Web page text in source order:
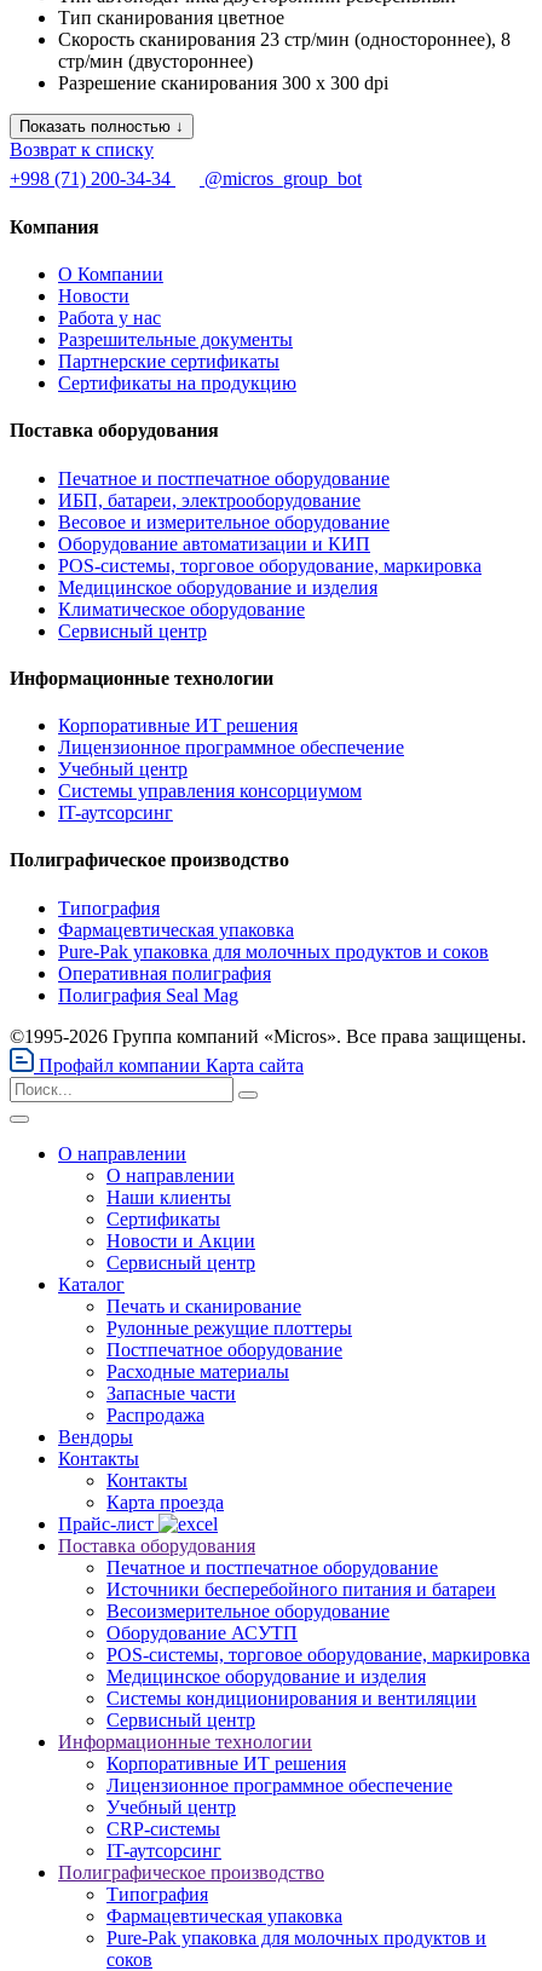
Тип сканирования цветное
Скорость сканирования 23 стр/мин (одностороннее), 8
стр/мин (двустороннее)
Разрешение сканирования 300 x 300 dpi
Показать полностью ↓
Возврат к списку
+998 (71) 200-34-34
@micros_group_bot
Компания
О Компании
Новости
Работа у нас
Разрешительные документы
Партнерские сертификаты
Сертификаты на продукцию
Поставка оборудования
Печатное и постпечатное оборудование
ИБП, батареи, электрооборудование
Весовое и измерительное оборудование
Оборудование автоматизации и КИП
POS-системы, торговое оборудование, маркировка
Медицинское оборудование и изделия
Климатическое оборудование
Сервисный центр
Информационные технологии
Корпоративные ИТ решения
Лицензионное программное обеспечение
Учебный центр
Системы управления консорциумом
IT-аутсорсинг
Полиграфическое производство
Типография
Фармацевтическая упаковка
Pure-Pak упаковка для молочных продуктов и соков
Оперативная полиграфия
Полиграфия Seal Mag
©1995-2026 Группа компаний «Micros». Все права защищены.
Профайл компании Карта сайта
О направлении
О направлении
Наши клиенты
Сертификаты
Новости и Акции
Сервисный центр
Каталог
Печать и сканирование
Рулонные режущие плоттеры
Постпечатное оборудование
Расходные материалы
Запасные части
Распродажа
Вендоры
Контакты
Контакты
Карта проезда
Прайс-лист
Поставка оборудования
Печатное и постпечатное оборудование
Источники бесперебойного питания и батареи
Весоизмерительное оборудование
Оборудование АСУТП
POS-системы, торговое оборудование, маркировка
Медицинское оборудование и изделия
Системы кондиционирования и вентиляции
Сервисный центр
Информационные технологии
Корпоративные ИТ решения
Лицензионное программное обеспечение
Учебный центр
CRP-системы
IT-аутсорсинг
Полиграфическое производство
Типография
Фармацевтическая упаковка
Pure-Pak упаковка для молочных продуктов и
соков